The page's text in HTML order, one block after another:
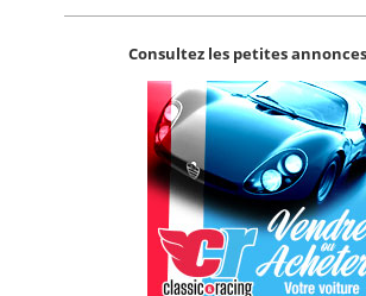
Consultez les petites